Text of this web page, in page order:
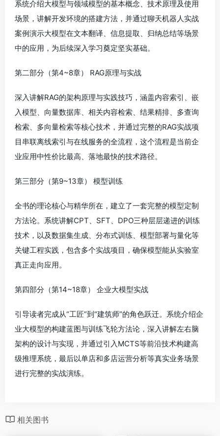
系统介绍大模型与领域模型的基本概念、技术原理及使用
场景，讲解开发环境的搭建方法，并通过聊天机器人实战
案例演示大模型在文本翻译、信息提取、归纳总结等场景
中的应用，为后续深入学习奠定坚实基础。
第二部分（第4~8章） RAG原理与实战
深入讲解RAG的架构原理与实践技巧，涵盖内容索引、嵌
入模型、向量数据库、相关内容检索、结果精排、多查询
检索、多向量检索等核心技术，并通过完整的RAG实战项
目串联离线索引与在线服务的全流程，这个流程是当前企
业应用中性价比最高、落地最快的技术路径。
第三部分（第9~13章） 模型训练
全书的理论核心与精华所在，建立了一套完整的模型定制
方法论。系统讲解CPT、SFT、DPO三种层层递进的训练
技术，以及数据集生成、分布式训练、模型部署与量化等
关键工程实践，包含多个实战项目，确保模型能从实验室
真正走向应用。
第四部分（第14~18章） 企业大模型实战
引导读者完成从“工匠”到“建筑师”的角色跃迁。系统介绍企
业大模型的构建蓝图与训练飞轮方法论，深入讲解左右脑
架构的设计与实现，并通过引入MCTS等前沿技术构建高
级推理系统，最后以单店和多店运营分析等真实业务场景
进行完整的实战演练。
相关图书